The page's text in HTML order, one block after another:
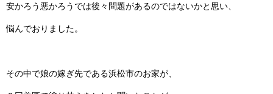
安かろう悪かろうでは後々問題があるのではないかと思い、
悩んでおりました。
その中で娘の嫁ぎ先である浜松市のお家が、